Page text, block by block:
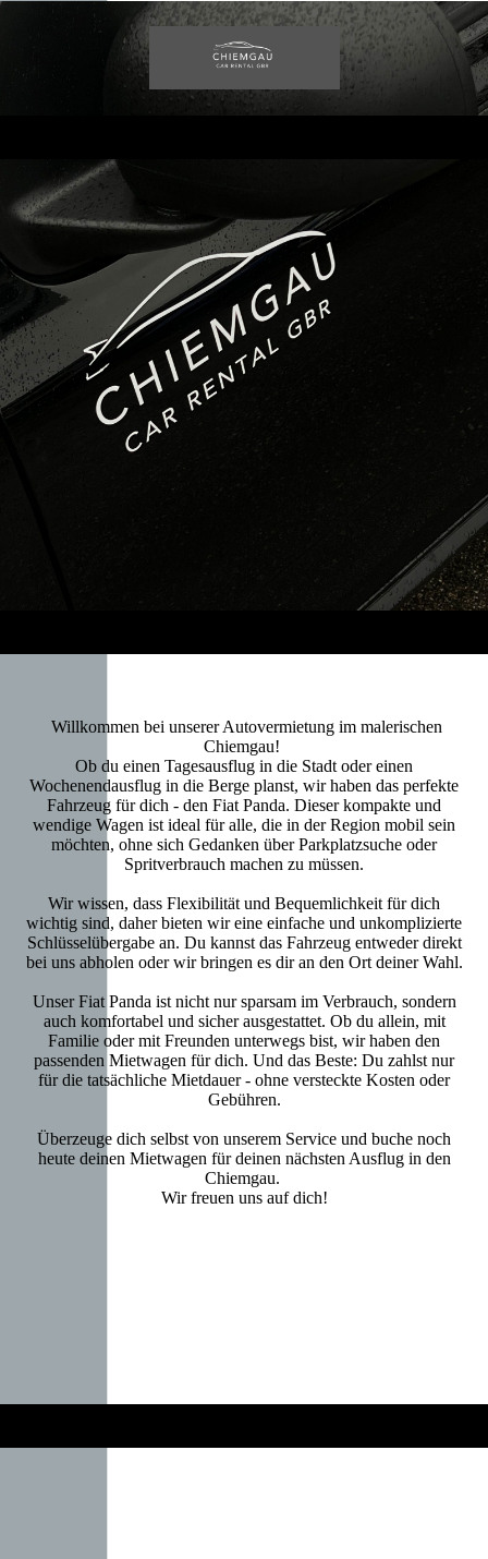
Willkommen bei unserer Autovermietung im malerischen
Chiemgau!
Ob du einen Tagesausflug in die Stadt oder einen
Wochenendausflug in die Berge planst, wir haben das perfekte
Fahrzeug für dich - den Fiat Panda. Dieser kompakte und
wendige Wagen ist ideal für alle, die in der Region mobil sein
möchten, ohne sich Gedanken über Parkplatzsuche oder
Spritverbrauch machen zu müssen.
Wir wissen, dass Flexibilität und Bequemlichkeit für dich
wichtig sind, daher bieten wir eine einfache und unkomplizierte
Schlüsselübergabe an. Du kannst das Fahrzeug entweder direkt
bei uns abholen oder wir bringen es dir an den Ort deiner Wahl.
Unser Fiat Panda ist nicht nur sparsam im Verbrauch, sondern
auch komfortabel und sicher ausgestattet. Ob du allein, mit
Familie oder mit Freunden unterwegs bist, wir haben den
passenden Mietwagen für dich. Und das Beste: Du zahlst nur
für die tatsächliche Mietdauer - ohne versteckte Kosten oder
Gebühren.
Überzeuge dich selbst von unserem Service und buche noch
heute deinen Mietwagen für deinen nächsten Ausflug in den
Chiemgau.
Wir freuen uns auf dich!